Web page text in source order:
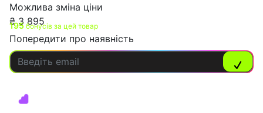
Можлива зміна ціни
₴3 895
195 бонусів за цей товар
Попередити про наявність